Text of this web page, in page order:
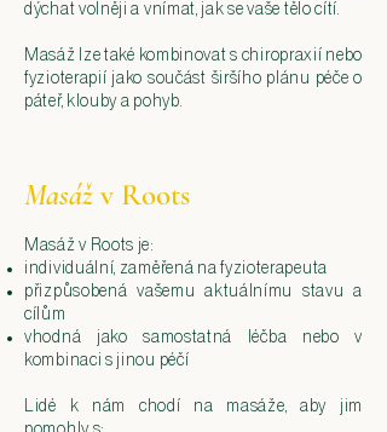
dýchat volněji a vnímat, jak se vaše tělo cítí.
Masáž lze také kombinovat s chiropraxií nebo
fyzioterapií jako součást širšího plánu péče o
páteř, klouby a pohyb.
Masáž v Roots
Masáž v Roots je:
individuální, zaměřená na fyzioterapeuta
přizpůsobená vašemu aktuálnímu stavu a
cílům​
vhodná jako samostatná léčba nebo v
kombinaci s jinou péčí
Lidé k nám chodí na masáže, aby jim